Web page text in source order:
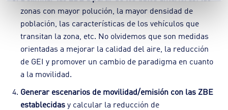
zonas con mayor polución, la mayor densidad de
población, las características de los vehículos que
transitan la zona, etc. No olvidemos que son medidas
orientadas a mejorar la calidad del aire, la reducción
de GEI y promover un cambio de paradigma en cuanto
a la movilidad.
Generar escenarios de movilidad/emisión con las ZBE
establecidasy calcular la reducción de